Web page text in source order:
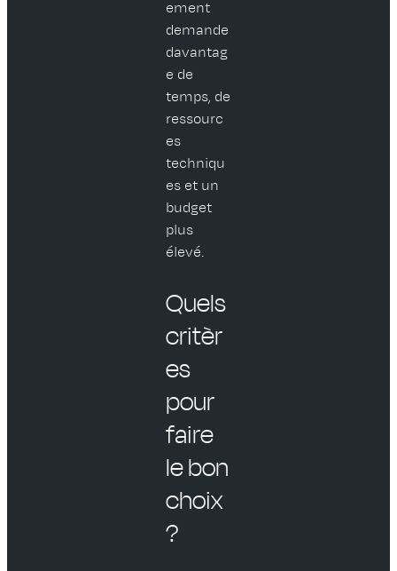
ement
demande
davantag
e de
temps, de
ressourc
es
techniqu
es et un
budget
plus
élevé.
Quels
critèr
es
pour
faire
le bon
choix
?